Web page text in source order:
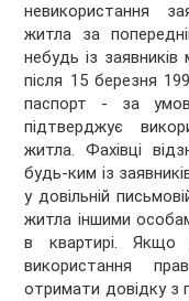
невикористання
житла за
небудь із
після 15 березня
паспорт - за
підтверджує
житла. Фахівці
будь-ким із
у довільній
житла іншими
в квартирі. Якщо
використання
отримати довідку з